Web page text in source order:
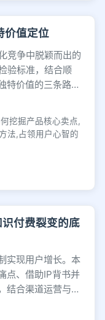
值定位
竞争中脱颖而出的
验标准，结合顺
特价值的三条路径
挖掘产品核心卖点,
法,占领用户心智的
付费裂变的底
实现用户增长。本
点、借助IP背书并
结合渠道运营与海